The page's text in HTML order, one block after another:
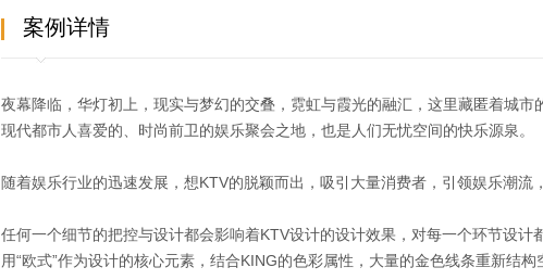
案例详情
夜幕降临，华灯初上，现实与梦幻的交叠，霓虹与霞光的融汇，这里藏匿着城
现代都市人喜爱的、时尚前卫的娱乐聚会之地，也是人们无忧空间的快乐源泉。
随着娱乐行业的迅速发展，想KTV的脱颖而出，吸引大量消费者，引领娱乐潮
任何一个细节的把控与设计都会影响着KTV设计的设计效果，对每一个环节设
用“欧式”作为设计的核心元素，结合KING的色彩属性，大量的金色线条重新结构